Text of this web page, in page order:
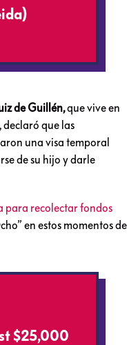
de Guillén,que vive en
declaró que las
una visa temporal
de su hijo y darle
para recolectar fondos
en estos momentos de
$25,000